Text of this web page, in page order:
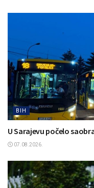
BIH
U Sarajevu počelo
07.08.2026.